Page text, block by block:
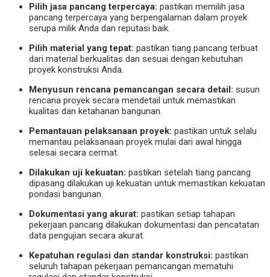
Pilih jasa pancang terpercaya: pastikan memilih jasa
pancang terpercaya yang berpengalaman dalam proyek
serupa milik Anda dan reputasi baik.
Pilih material yang tepat: pastikan tiang pancang terbuat
dari material berkualitas dan sesuai dengan kebutuhan
proyek konstruksi Anda.
Menyusun rencana pemancangan secara detail: susun
rencana proyek secara mendetail untuk memastikan
kualitas dan ketahanan bangunan.
Pemantauan pelaksanaan proyek: pastikan untuk selalu
memantau pelaksanaan proyek mulai dari awal hingga
selesai secara cermat.
Dilakukan uji kekuatan: pastikan setelah tiang pancang
dipasang dilakukan uji kekuatan untuk memastikan kekuatan
pondasi bangunan.
Dokumentasi yang akurat: pastikan setiap tahapan
pekerjaan pancang dilakukan dokumentasi dan pencatatan
data pengujian secara akurat.
Kepatuhan regulasi dan standar konstruksi: pastikan
seluruh tahapan pekerjaan pemancangan mematuhi